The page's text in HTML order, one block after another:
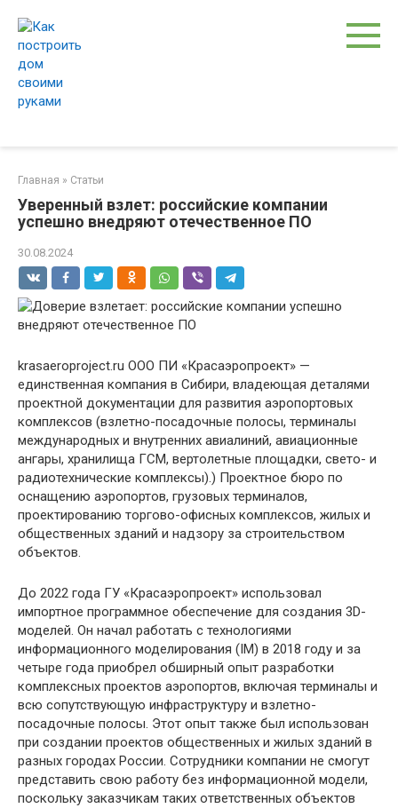
контенту
Главная » Статьи
Уверенный взлет: российские компании
успешно внедряют отечественное ПО
30.08.2024
krasaeroproject.ru ООО ПИ «Красаэропроект» —
единственная компания в Сибири, владеющая деталями
проектной документации для развития аэропортовых
комплексов (взлетно-посадочные полосы, терминалы
международных и внутренних авиалиний, авиационные
ангары, хранилища ГСМ, вертолетные площадки, свето- и
радиотехнические комплексы).) Проектное бюро по
оснащению аэропортов, грузовых терминалов,
проектированию торгово-офисных комплексов, жилых и
общественных зданий и надзору за строительством
объектов.
До 2022 года ГУ «Красаэропроект» использовал
импортное программное обеспечение для создания 3D-
моделей. Он начал работать с технологиями
информационного моделирования (IM) в 2018 году и за
четыре года приобрел обширный опыт разработки
комплексных проектов аэропортов, включая терминалы и
всю сопутствующую инфраструктуру и взлетно-
посадочные полосы. Этот опыт также был использован
при создании проектов общественных и жилых зданий в
разных городах России. Сотрудники компании не смогут
представить свою работу без информационной модели,
поскольку заказчикам таких ответственных объектов